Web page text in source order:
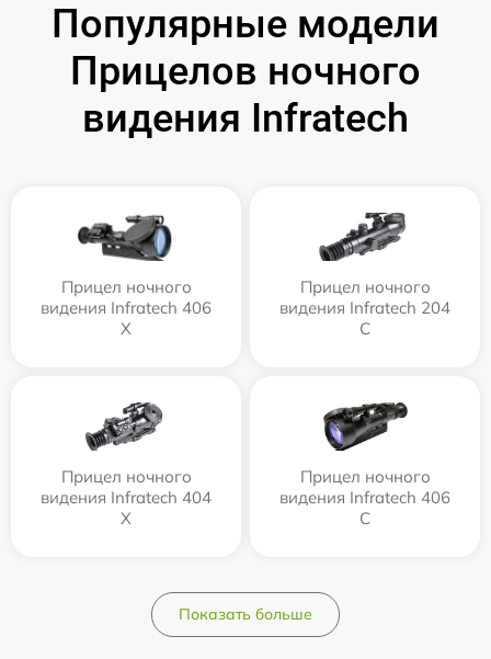
Популярные модели
Прицелов ночного
видения Infratech
Прицел ночного
видения Infratech 406
Х
Прицел ночного
видения Infratech 204
С
Прицел ночного
видения Infratech 404
Х
Прицел ночного
видения Infratech 406
С
Показать больше